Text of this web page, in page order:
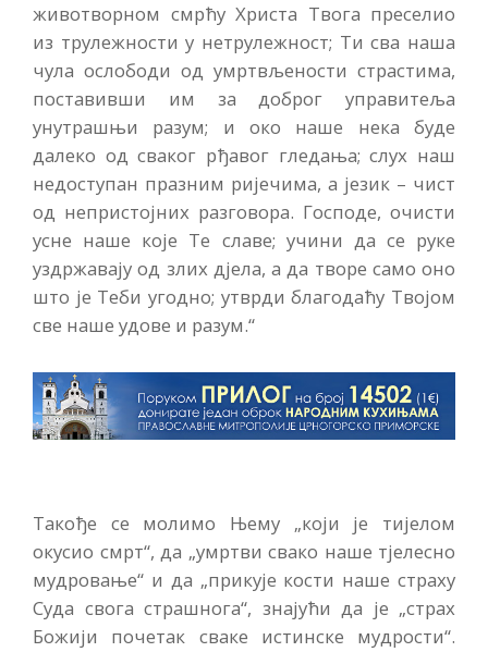
животворном смрћу Христа Твога преселио
из трулежности у нетрулежност; Ти сва наша
чула ослободи од умртвљености страстима,
поставивши им за доброг управитеља
унутрашњи разум; и око наше нека буде
далеко од сваког рђавог гледања; слух наш
недоступан празним ријечима, а језик – чист
од непристојних разговора. Господе, очисти
усне наше које Те славе; учини да се руке
уздржавају од злих дјела, а да творе само оно
што је Теби угодно; утврди благодаћу Твојом
све наше удове и разум.“
Такође се молимо Њему „који је тијелом
окусио смрт“, да „умртви свако наше тјелесно
мудровање“ и да „прикује кости наше страху
Суда свога страшнога“, знајући да је „страх
Божији почетак сваке истинске мудрости“.